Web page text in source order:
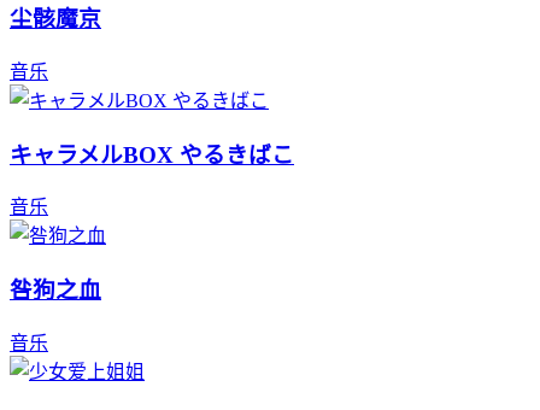
尘骸魔京
音乐
キャラメルBOX やるきばこ
音乐
咎狗之血
音乐